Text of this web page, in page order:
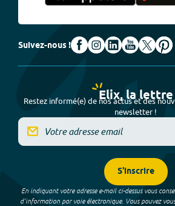
Suivez-nous !
Elix, la lettre
Restez informé(e) de nos actus et des
newsletter !
S'inscrire
En indiquant votre adresse e-mail ci-dessus vous
d’information par voie électronique. Vous pouvez